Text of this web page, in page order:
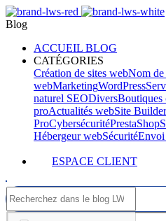
Blog
ACCUEIL BLOG
CATÉGORIES
Création de sites webNom de
webMarketingWordPress
naturel SEODiversBoutiques
proActualités webSite Builder
ProCybersécuritéPrestaShop
Hébergeur webSécuritéEnvoi
ESPACE CLIENT